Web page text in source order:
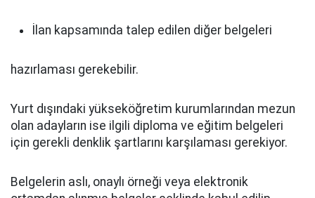
İlan kapsamında talep edilen diğer belgeleri
hazırlaması gerekebilir.
Yurt dışındaki yükseköğretim kurumlarından mezun
olan adayların ise ilgili diploma ve eğitim belgeleri
için gerekli denklik şartlarını karşılaması gerekiyor.
Belgelerin aslı, onaylı örneği veya elektronik